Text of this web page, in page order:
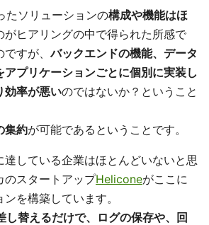
たソリューションの構成や機能はほ
がヒアリングの中で得られた所感で
ですが、バックエンドの機能、データ
プリケーションごとに個別に実装し
効率が悪いのではないか？ということ
集約が可能であるということです。
達している企業はほとんどいないと思
のスタートアップHeliconeがここに
を構築しています。
し替えるだけで、ログの保存や、回